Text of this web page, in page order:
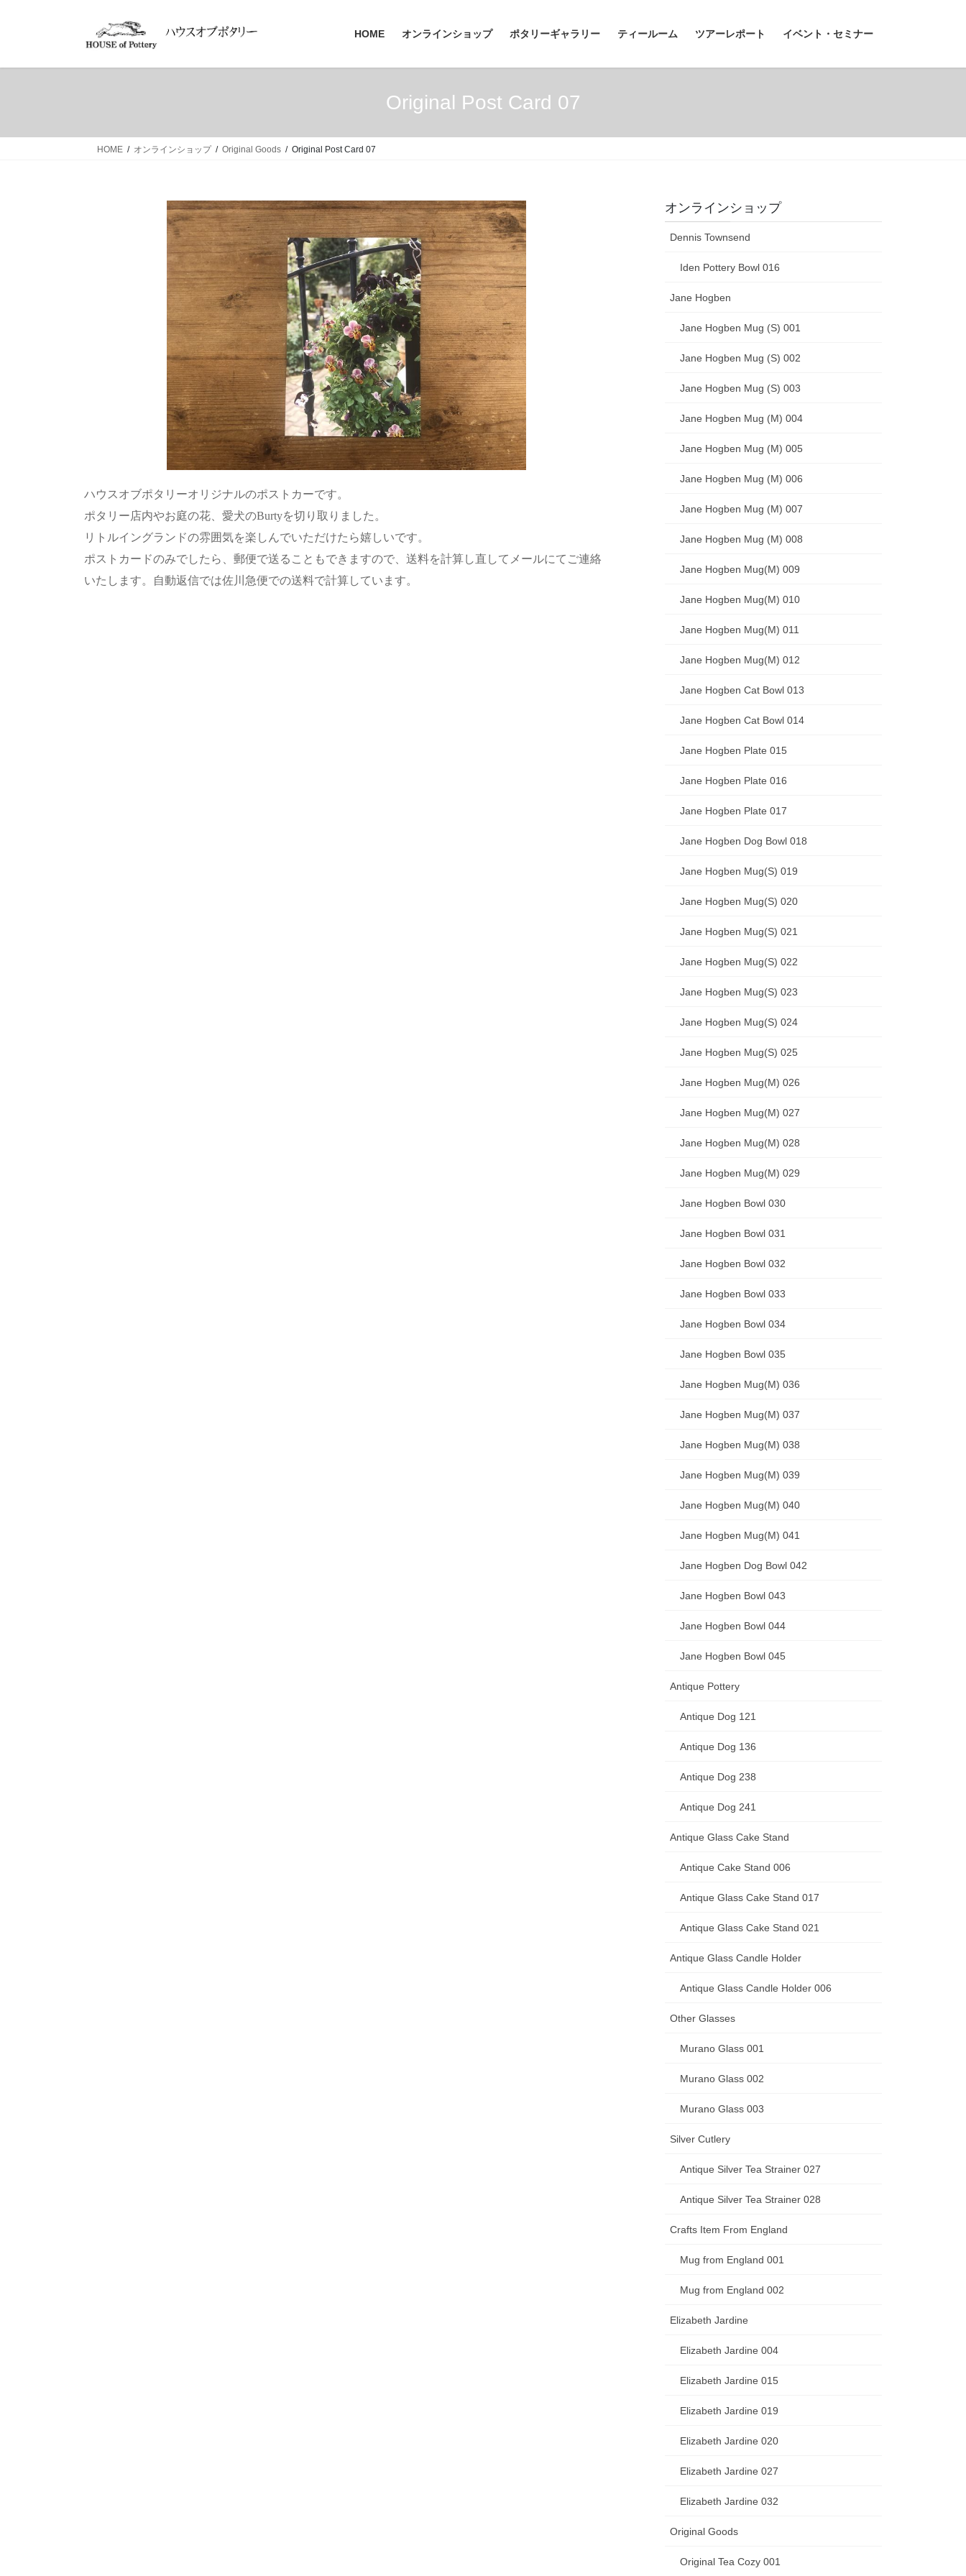
HOME オンラインショップ ポタリーギャラリー ティールーム ツアーレポート イベント・セミナー
Original Post Card 07
HOME オンラインショップ Original Goods Original Post Card 07
ハウスオブポタリーオリジナルのポストカーです。
ポタリー店内やお庭の花、愛犬のBurtyを切り取りました。
リトルイングランドの雰囲気を楽しんでいただけたら嬉しいです。
ポストカードのみでしたら、郵便で送ることもできますので、送料を計算し直してメールにてご連絡
いたします。自動返信では佐川急便での送料で計算しています。
オンラインショップ
Dennis Townsend
Iden Pottery Bowl 016
Jane Hogben
Jane Hogben Mug (S) 001
Jane Hogben Mug (S) 002
Jane Hogben Mug (S) 003
Jane Hogben Mug (M) 004
Jane Hogben Mug (M) 005
Jane Hogben Mug (M) 006
Jane Hogben Mug (M) 007
Jane Hogben Mug (M) 008
Jane Hogben Mug(M) 009
Jane Hogben Mug(M) 010
Jane Hogben Mug(M) 011
Jane Hogben Mug(M) 012
Jane Hogben Cat Bowl 013
Jane Hogben Cat Bowl 014
Jane Hogben Plate 015
Jane Hogben Plate 016
Jane Hogben Plate 017
Jane Hogben Dog Bowl 018
Jane Hogben Mug(S) 019
Jane Hogben Mug(S) 020
Jane Hogben Mug(S) 021
Jane Hogben Mug(S) 022
Jane Hogben Mug(S) 023
Jane Hogben Mug(S) 024
Jane Hogben Mug(S) 025
Jane Hogben Mug(M) 026
Jane Hogben Mug(M) 027
Jane Hogben Mug(M) 028
Jane Hogben Mug(M) 029
Jane Hogben Bowl 030
Jane Hogben Bowl 031
Jane Hogben Bowl 032
Jane Hogben Bowl 033
Jane Hogben Bowl 034
Jane Hogben Bowl 035
Jane Hogben Mug(M) 036
Jane Hogben Mug(M) 037
Jane Hogben Mug(M) 038
Jane Hogben Mug(M) 039
Jane Hogben Mug(M) 040
Jane Hogben Mug(M) 041
Jane Hogben Dog Bowl 042
Jane Hogben Bowl 043
Jane Hogben Bowl 044
Jane Hogben Bowl 045
Antique Pottery
Antique Dog 121
Antique Dog 136
Antique Dog 238
Antique Dog 241
Antique Glass Cake Stand
Antique Cake Stand 006
Antique Glass Cake Stand 017
Antique Glass Cake Stand 021
Antique Glass Candle Holder
Antique Glass Candle Holder 006
Other Glasses
Murano Glass 001
Murano Glass 002
Murano Glass 003
Silver Cutlery
Antique Silver Tea Strainer 027
Antique Silver Tea Strainer 028
Crafts Item From England
Mug from England 001
Mug from England 002
Elizabeth Jardine
Elizabeth Jardine 004
Elizabeth Jardine 015
Elizabeth Jardine 019
Elizabeth Jardine 020
Elizabeth Jardine 027
Elizabeth Jardine 032
Original Goods
Original Tea Cozy 001